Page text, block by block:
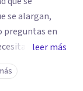
se alargan,
preguntas en
un
Terapia
leer más